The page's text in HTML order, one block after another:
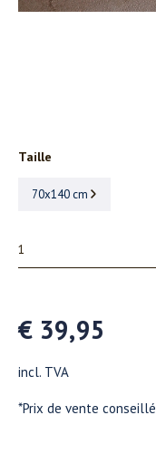
Taille
70x140 cm
€ 39,95
incl. TVA
*Prix de vente conseillé